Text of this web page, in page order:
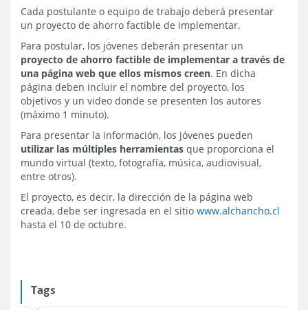
Cada postulante o equipo de trabajo deberá presentar
un proyecto de ahorro factible de implementar.
Para postular, los jóvenes deberán presentar un
proyecto de ahorro factible de implementar a través de
una página web que ellos mismos creen. En dicha
página deben incluir el nombre del proyecto, los
objetivos y un video donde se presenten los autores
(máximo 1 minuto).
Para presentar la información, los jóvenes pueden
utilizar las múltiples herramientas que proporciona el
mundo virtual (texto, fotografía, música, audiovisual,
entre otros).
El proyecto, es decir, la dirección de la página web
creada, debe ser ingresada en el sitio www.alchancho.cl
hasta el 10 de octubre.
Tags